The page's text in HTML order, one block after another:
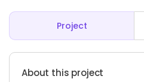
Project
About this project